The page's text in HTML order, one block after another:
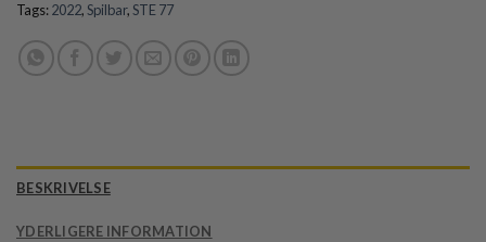
Tags:2022,Spilbar,STE 77
BESKRIVELSE
YDERLIGERE INFORMATION